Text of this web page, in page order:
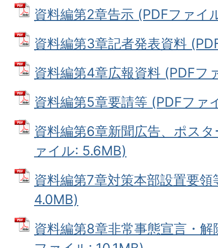
資料編第2章告示 (PDFファイ
資料編第3章記者発表資料
資料編第4章広報資料 (PDFフ
資料編第5章要請等 (PDFファ
資料編第6章新聞広告、ポス
ァイル: 5.6MB)
資料編第7章対策本部設置要
4.0MB)
資料編第8章非常事態宣言・